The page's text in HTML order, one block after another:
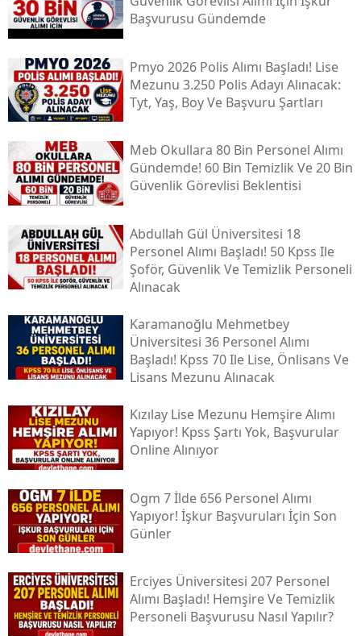
Başvurusu Gündemde
Pmyo 2026 Polis Alımı Başladı! Lise
Mezunu 3.250 Polis Adayı Alınacak:
Tyt, Yaş, Boy Ve Başvuru Şartları
Meb Okullara 80 Bin Personel Alımı
Gündemde! 60 Bin Temizlik Ve 20 Bin
Güvenlik Görevlisi Beklentisi
Abdullah Gül Üniversitesi 18
Personel Alımı Başladı! 50 Kpss Ile
Şoför, Güvenlik Ve Temizlik Personeli
Alınacak
Karamanoğlu Mehmetbey
Üniversitesi 36 Personel Alımı
Başladı! Kpss 70 Ile Lise, Önlisans Ve
Lisans Mezunu Alınacak
Kızılay Lise Mezunu Hemşire Alımı
Yapıyor! Kpss Şartı Yok, Başvurular
Online Alınıyor
Ogm 7 İlde 656 Personel Alımı
Yapıyor! İşkur Başvuruları İçin Son
Günler
Erciyes Üniversitesi 207 Personel
Alımı Başladı! Hemşire Ve Temizlik
Personeli Başvurusu Nasıl Yapılır?